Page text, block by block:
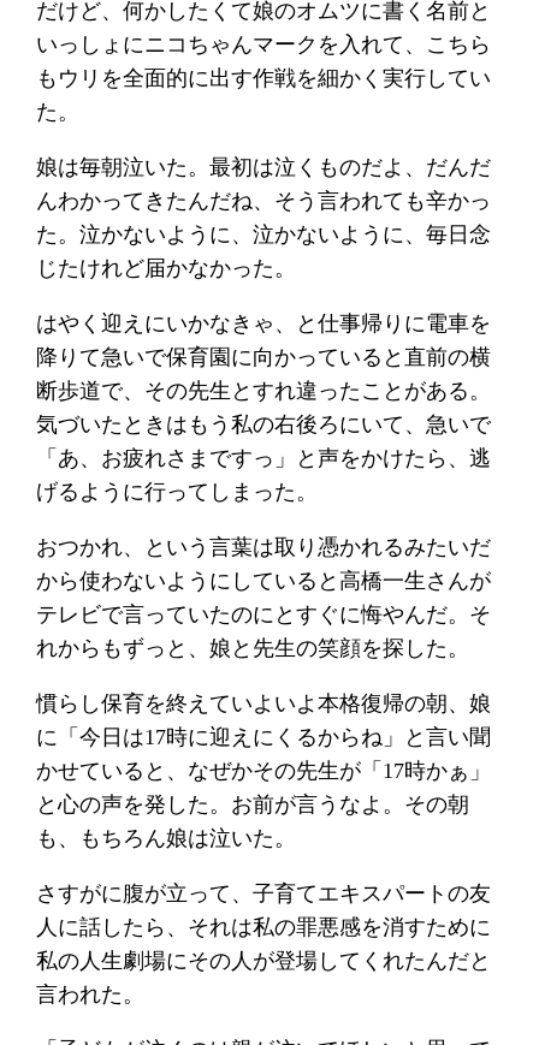
だけど、何かしたくて娘のオムツに書く名前と
いっしょにニコちゃんマークを入れて、こちら
もウリを全面的に出す作戦を細かく実行してい
た。
娘は毎朝泣いた。最初は泣くものだよ、だんだ
んわかってきたんだね、そう言われても辛かっ
た。泣かないように、泣かないように、毎日念
じたけれど届かなかった。
はやく迎えにいかなきゃ、と仕事帰りに電車を
降りて急いで保育園に向かっていると直前の横
断歩道で、その先生とすれ違ったことがある。
気づいたときはもう私の右後ろにいて、急いで
「あ、お疲れさまですっ」と声をかけたら、逃
げるように行ってしまった。
おつかれ、という言葉は取り憑かれるみたいだ
から使わないようにしていると高橋一生さんが
テレビで言っていたのにとすぐに悔やんだ。そ
れからもずっと、娘と先生の笑顔を探した。
慣らし保育を終えていよいよ本格復帰の朝、娘
に「今日は17時に迎えにくるからね」と言い聞
かせていると、なぜかその先生が「17時かぁ」
と心の声を発した。お前が言うなよ。その朝
も、もちろん娘は泣いた。
さすがに腹が立って、子育てエキスパートの友
人に話したら、それは私の罪悪感を消すために
私の人生劇場にその人が登場してくれたんだと
言われた。